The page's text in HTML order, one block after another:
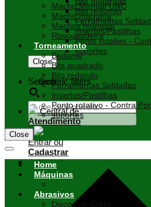
Bits redondo
Ferramentas
Insertos/Pastilhas
Ponto rotativo -
suportes
Close
Search
Generic filters
Central de
Atendimento
Entrar ou
Cadastrar
Macho Manual UNC
Macho maquina
Machos manuais
Rosqueadeira
Torneamento
Bedame
Bits quadrado
Bits redondo
Ferramentas Soldadas
Insertos/Pastilhas
Ponto rotativo - Contra
suportes
Close
Home
Máquinas
Abrasivos
Discos de Corte